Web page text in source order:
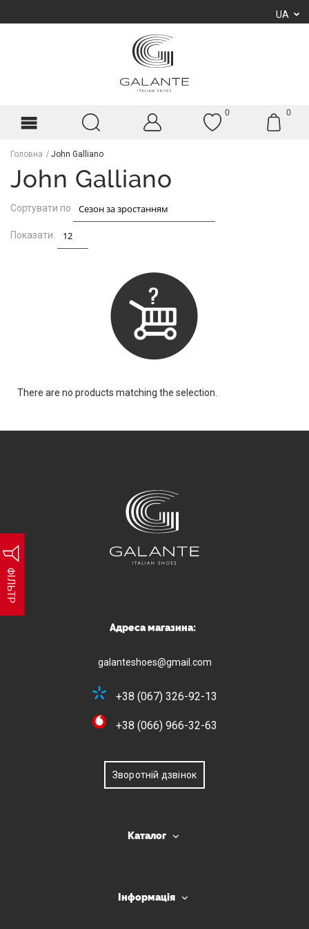
UA
0 0
Головна John Galliano
John Galliano
ФІЛЬТР
Сортувати по
Показати:
There are no products matching the selection.
Адреса магазина:
galanteshoes@gmail.com
+38 (067) 326-92-13
+38 (066) 966-32-63
Зворотній дзвінок
Каталог
Інформація